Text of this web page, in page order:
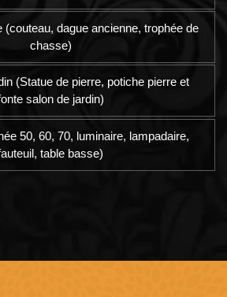
dague ancienne, trophée de
chasse)
(Statue de pierre, potiche pierre et
salon de jardin)
50, 60, 70, luminaire, lampadaire,
table basse)